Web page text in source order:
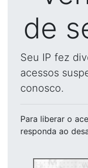
de
Seu IP fez
acessos
conosco.
Para liberar o
responda ao